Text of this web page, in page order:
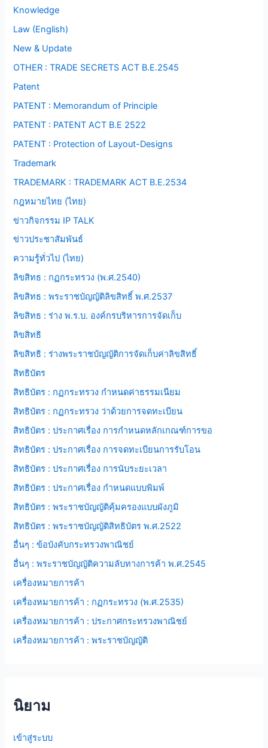
Knowledge
Law (English)
New & Update
OTHER : TRADE SECRETS ACT B.E.2545
Patent
PATENT : Memorandum of Principle
PATENT : PATENT ACT B.E 2522
PATENT : Protection of Layout-Designs
Trademark
TRADEMARK : TRADEMARK ACT B.E.2534
กฎหมายไทย (ไทย)
ข่าวกิจกรรม IP TALK
ข่าวประชาสัมพันธ์
ความรู้ทั่วไป (ไทย)
ลิขสิทธ : กฏกระทรวง (พ.ศ.2540)
ลิขสิทธ : พระราชบัญญัติลิขสิทธิ์ พ.ศ.2537
ลิขสิทธ : ร่าง พ.ร.บ. องค์กรบริหารการจัดเก็บ
ลิขสิทธิ
ลิขสิทธิ : ร่างพระราชบัญญัติการจัดเก็บค่าลิขสิทธิ์
สิทธิบัตร
สิทธิบัตร : กฏกระทรวง กำหนดค่าธรรมเนียม
สิทธิบัตร : กฏกระทรวง ว่าด้วยการจดทะเบียน
สิทธิบัตร : ประกาศเรื่อง การกำหนดหลักเกณฑ์การขอ
สิทธิบัตร : ประกาศเรื่อง การจดทะเบียนการรับโอน
สิทธิบัตร : ประกาศเรื่อง การนับระยะเวลา
สิทธิบัตร : ประกาศเรื่อง กำหนดแบบพิมพ์
สิทธิบัตร : พระราชบัญญัติคุ้มครองแบบผังภูมิ
สิทธิบัตร : พระราชบัญญัติสิทธิบัตร พ.ศ.2522
อื่นๆ : ข้อบังคับกระทรวงพาณิชย์
อื่นๆ : พระราชบัญญัติความลับทางการค้า พ.ศ.2545
เครื่องหมายการค้า
เครื่องหมายการค้า : กฏกระทรวง (พ.ศ.2535)
เครื่องหมายการค้า : ประกาศกระทรวงพาณิชย์
เครื่องหมายการค้า : พระราชบัญญัติ
นิยาม
เข้าสู่ระบบ